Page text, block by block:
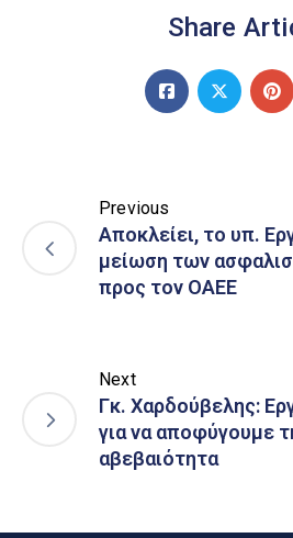
Share
Previous
Αποκλείει, το υπ.
μείωση των
προς τον ΟΑΕΕ
Next
Γκ. Χαρδούβελης:
για να αποφύγουμε
αβεβαιότητα